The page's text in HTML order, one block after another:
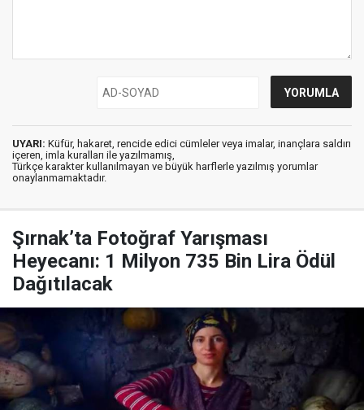
UYARI: Küfür, hakaret, rencide edici cümleler veya imalar, inançlara saldırı
içeren, imla kuralları ile yazılmamış,
Türkçe karakter kullanılmayan ve büyük harflerle yazılmış yorumlar
onaylanmamaktadır.
Şırnak’ta Fotoğraf Yarışması
Heyecanı: 1 Milyon 735 Bin Lira Ödül
Dağıtılacak